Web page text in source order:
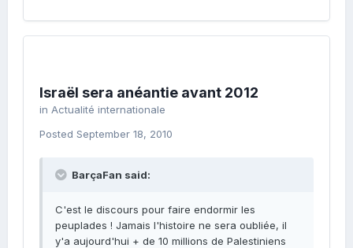
Israël sera anéantie avant 2012
in Actualité internationale
Posted September 18, 2010
BarçaFan said:
C'est le discours pour faire endormir les
peuplades ! Jamais l'histoire ne sera oubliée, il
y'a aujourd'hui + de 10 millions de Palestiniens